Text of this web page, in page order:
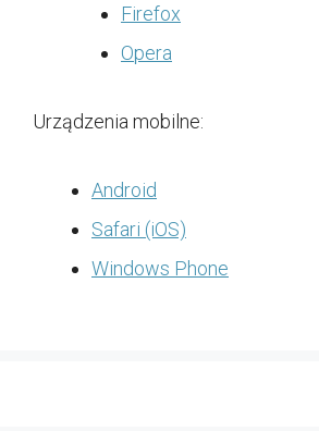
Firefox
Opera
Urządzenia mobilne:
Android
Safari (iOS)
Windows Phone